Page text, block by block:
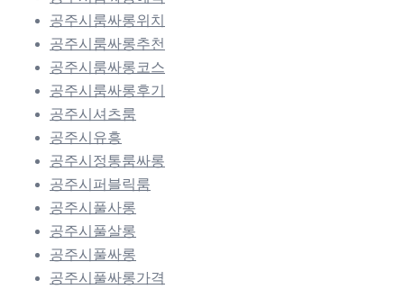
공주시룸싸롱위치
공주시룸싸롱추천
공주시룸싸롱코스
공주시룸싸롱후기
공주시셔츠룸
공주시유흥
공주시정통룸싸롱
공주시퍼블릭룸
공주시풀사롱
공주시풀살롱
공주시풀싸롱
공주시풀싸롱가격